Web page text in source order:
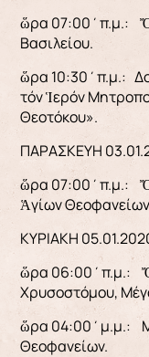
ὥρα 07:00΄π.μ.:
Βασιλείου.
ὥρα 10:30΄π.μ.:
τόν Ἱερόν
Θεοτόκου».
ΠΑΡΑΣΚΕΥΗ
ὥρα 07:00΄π.μ.:
Ἁγίων
ΚΥΡΙΑΚΗ
ὥρα 06:00΄π.μ.:
Χρυσοστόμου,
ὥρα 04:00΄μ.μ.:
Θεοφανείων.